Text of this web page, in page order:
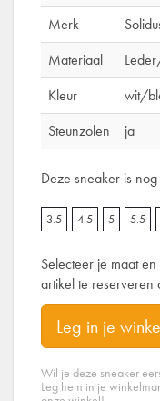
Merk
Materiaal
Kleur
wit/
Steunzolen
ja
Deze sneaker is
3.5 4.5 5 5.5
Selecteer je maat
artikel te reserveren
Leg in je
Wil je deze sneaker
Leg hem in je